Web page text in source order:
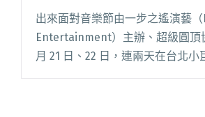
出來面對音樂節由一步之遙演藝（
Entertainment）主辦、超級圓頂
月 21 日、22 日，連兩天在台北小
開唱。 演出陣容包括楊乃文、盧